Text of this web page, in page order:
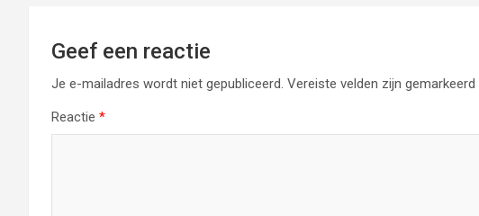
Geef een reactie
Je e-mailadres wordt niet gepubliceerd. Vereiste velden zijn
Reactie *